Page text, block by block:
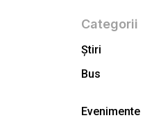
Categorii
Știri
Bus
Evenimente